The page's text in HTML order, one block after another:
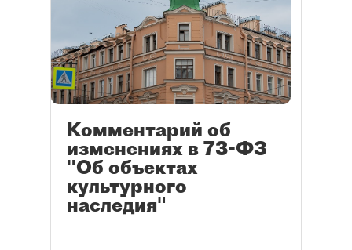
Комментарий об
изменениях в 73-ФЗ
"Об объектах
культурного
наследия"